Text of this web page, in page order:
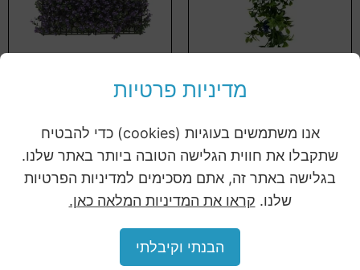
מדיניות פרטיות
אנו משתמשים בעוגיות (cookies) כדי להבטיח
שתקבלו את חווית הגלישה הטובה ביותר באתר שלנו.
בגלישה באתר זה, אתם מסכימים למדיניות הפרטיות
שלנו. קראו את המדיניות המלאה כאן.
הבנתי וקיבלתי
מידע נוסף